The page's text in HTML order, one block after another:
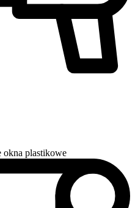
okna plastikowe